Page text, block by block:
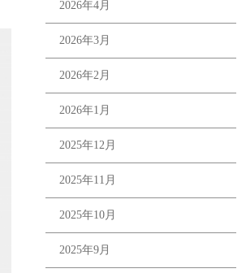
2026年4月
2026年3月
2026年2月
2026年1月
2025年12月
2025年11月
2025年10月
2025年9月